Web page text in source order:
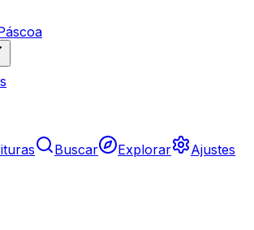
Buscar Explorar Ajustes